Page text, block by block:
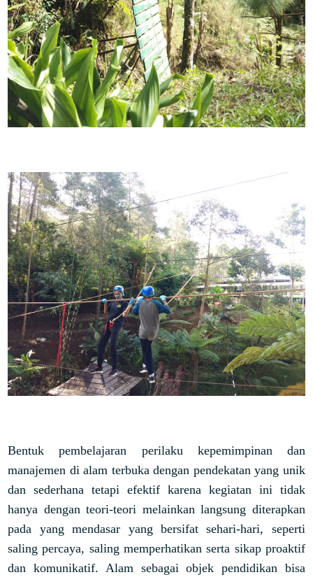
Bentuk pembelajaran perilaku kepemimpinan dan
manajemen di alam terbuka dengan pendekatan yang unik
dan sederhana tetapi efektif karena kegiatan ini tidak
hanya dengan teori-teori melainkan langsung diterapkan
pada yang mendasar yang bersifat sehari-hari, seperti
saling percaya, saling memperhatikan serta sikap proaktif
dan komunikatif. Alam sebagai objek pendidikan bisa